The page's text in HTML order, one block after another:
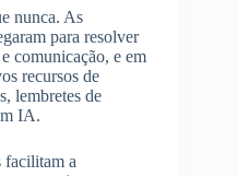
nunca. As
para resolver
comunicação, e em
recursos de
lembretes de
IA.
facilitam a